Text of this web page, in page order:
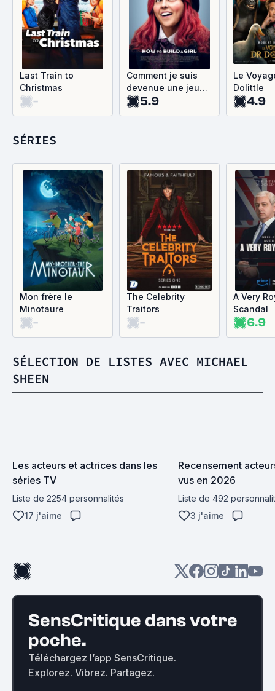
Last Train to
Christmas
-
Comment je suis
devenue une jeune
femme influente
5.9
Le
Dolittle
4.9
SÉRIES
Mon frère le
Minotaure
-
The Celebrity
Traitors
-
A Very
Scandal
6.9
SÉLECTION DE LISTES AVEC MICHAEL
SHEEN
Les acteurs et actrices dans les
séries TV
Liste de 2254 personnalités
17 j'aime
Recensement
vus en 2026
Liste de 492
3 j'aime
SensCritique dans votre
poche.
Téléchargez l’app SensCritique.
Explorez. Vibrez. Partagez.